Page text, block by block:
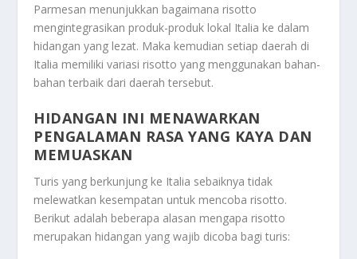
Parmesan menunjukkan bagaimana risotto
mengintegrasikan produk-produk lokal Italia ke dalam
hidangan yang lezat. Maka kemudian setiap daerah di
Italia memiliki variasi risotto yang menggunakan bahan-
bahan terbaik dari daerah tersebut.
HIDANGAN INI MENAWARKAN
PENGALAMAN RASA YANG KAYA DAN
MEMUASKAN
Turis yang berkunjung ke Italia sebaiknya tidak
melewatkan kesempatan untuk mencoba risotto.
Berikut adalah beberapa alasan mengapa risotto
merupakan hidangan yang wajib dicoba bagi turis: